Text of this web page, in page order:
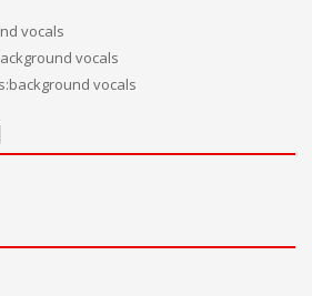
vocals
vocals
vocals